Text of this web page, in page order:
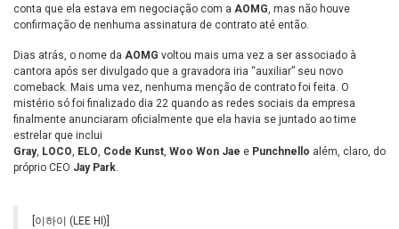
conta que ela estava em negociação com a AOMG , mas não houve
confirmação de nenhuma assinatura de contrato até então.
Dias atrás, o nome da AOMG voltou mais uma vez a ser associado à
cantora após ser divulgado que a gravadora iria “auxiliar” seu novo
comeback. Mais uma vez, nenhuma menção de contrato foi feita. O
mistério só foi finalizado dia 22 quando as redes sociais da empresa
finalmente anunciaram oficialmente que ela havia se juntado ao time
estrelar que inclui
Gray, LOCO ELO Code Kunst Woo Won Jae e Punchnello além, claro, do
próprio CEO Jay Park
[이하이 (LEE HI)]